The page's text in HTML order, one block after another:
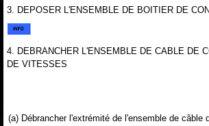
3. DEPOSER L'ENSEMBLE DE BOITIER DE
4. DEBRANCHER L'ENSEMBLE DE CABLE DE
DE VITESSES
(a) Débrancher l'extrémité de l'ensemble de câble